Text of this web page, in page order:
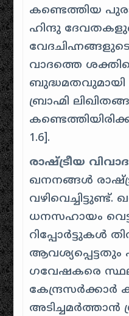
കണ്ടെത്തിയ
ഹിന്ദു
വാദത്തെ
ബുദ്ധമതവുമായി
ബ്രാഹ്മി
1.6 ].
രാഷ്ട്രീയ
ഖനനങ്ങൾ
ധനസഹായം
റിപ്പോർട്ടുകൾ
ഗവേഷകരെ
അടിച്ചമർത്താൻ